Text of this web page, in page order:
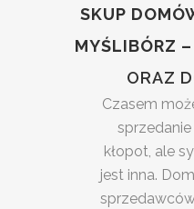
SKUP
MYŚLIBÓRZ –
ORAZ
Czasem
kłopot, ale
jest inna.